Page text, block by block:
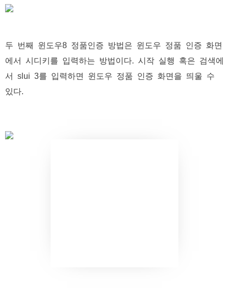
두 번째 윈도우8 정품인증 방법은 윈도우 정품 인증 화면
에서 시디키를 입력하는 방법이다. 시작 실행 혹은 검색에
서 slui 3를 입력하면 윈도우 정품 인증 화면을 띄울 수
있다.